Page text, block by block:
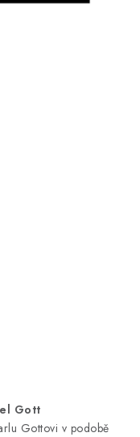
Gott
Gottovi v podobě